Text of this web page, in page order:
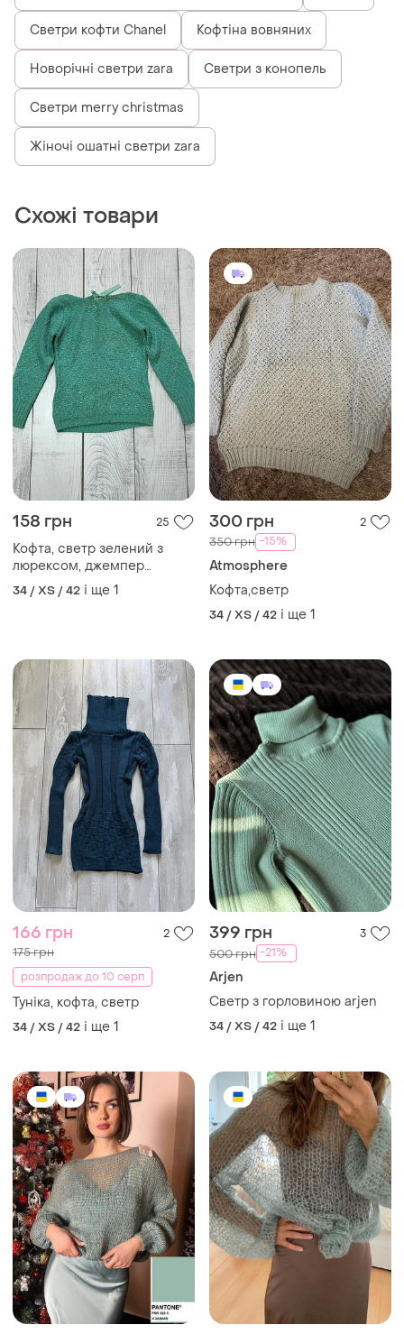
Светри кофти Chanel Кофтіна вовняних
Новорічні светри zara Светри з конопель
Светри merry christmas
Жіночі ошатні светри zara
Схожі товари
158 грн 25
Кофта, светр зелений з
люрексом, джемпер
жіночий
34 / XS / 42 і ще 1
300 грн 2
350 грн -15%
Atmosphere
Кофта,светр
34 / XS / 42 і ще 1
166 грн 2
175 грн
розпродаж до 10 серп
Туніка, кофта, светр
34 / XS / 42 і ще 1
399 грн 3
500 грн -21%
Arjen
Светр з горловиною arjen
34 / XS / 42 і ще 1